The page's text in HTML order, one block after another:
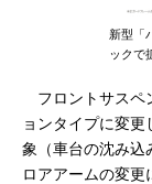
新型「
ックで
フロントサスペ
ョンタイプに変
象（車台の沈み込
ロアアームの変更